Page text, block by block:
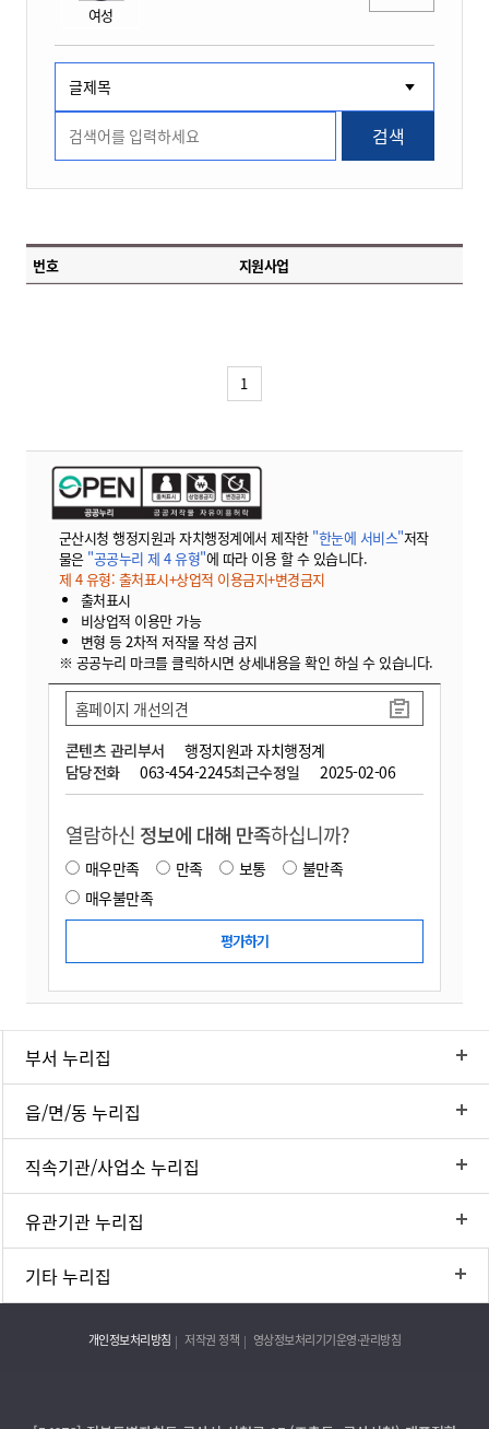
여성
검색
번호 지원사업
1
군산시청 행정지원과 자치행정계에서 제작한 "한눈에 서비스"저작
물은 "공공누리 제 4 유형"에 따라 이용 할 수 있습니다.
제 4 유형: 출처표시+상업적 이용금지+변경금지
출처표시
비상업적 이용만 가능
변형 등 2차적 저작물 작성 금지
※ 공공누리 마크를 클릭하시면 상세내용을 확인 하실 수 있습니다.
콘텐츠 관리부서
행정지원과 자치행정계
담당전화
063-454-2245최근수정일 2025-02-06
홈페이지 개선의견
열람하신 정보에 대해 만족하십니까?
매우만족 만족 보통
불만족
매우불만족
부서 누리집
읍/면/동 누리집
직속기관/사업소 누리집
유관기관 누리집
기타 누리집
개인정보처리방침 저작권 정책 영상정보처리기기운영·관리방침